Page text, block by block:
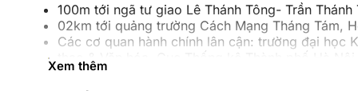
100m tới ngã tư giao Lê Thánh Tông- Trần
02km tới quảng trường Cách Mạng Tháng Tám,
Các cơ quan hành chính lân cận: trường đại học
thao & Văn hóa, Cục Thống kê Thành phố Hà
Xem thêm